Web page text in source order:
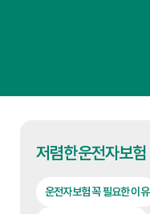
저렴한운전자보험
운전자보험 꼭 필요한 이유